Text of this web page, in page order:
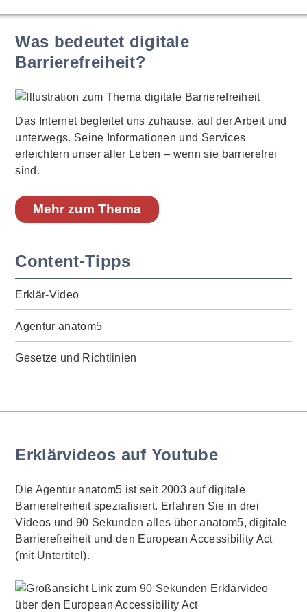
Was bedeutet digitale
Barrierefreiheit?
Das Internet begleitet uns zuhause, auf der Arbeit und
unterwegs. Seine Informationen und Services
erleichtern unser aller Leben – wenn sie barrierefrei
sind.
Mehr zum Thema
Content-Tipps
Erklär-Video
Agentur anatom5
Gesetze und Richtlinien
Erklärvideos auf Youtube
Die Agentur anatom5 ist seit 2003 auf digitale
Barrierefreiheit spezialisiert. Erfahren Sie in drei
Videos und 90 Sekunden alles über anatom5, digitale
Barrierefreiheit und den European Accessibility Act
(mit Untertitel).